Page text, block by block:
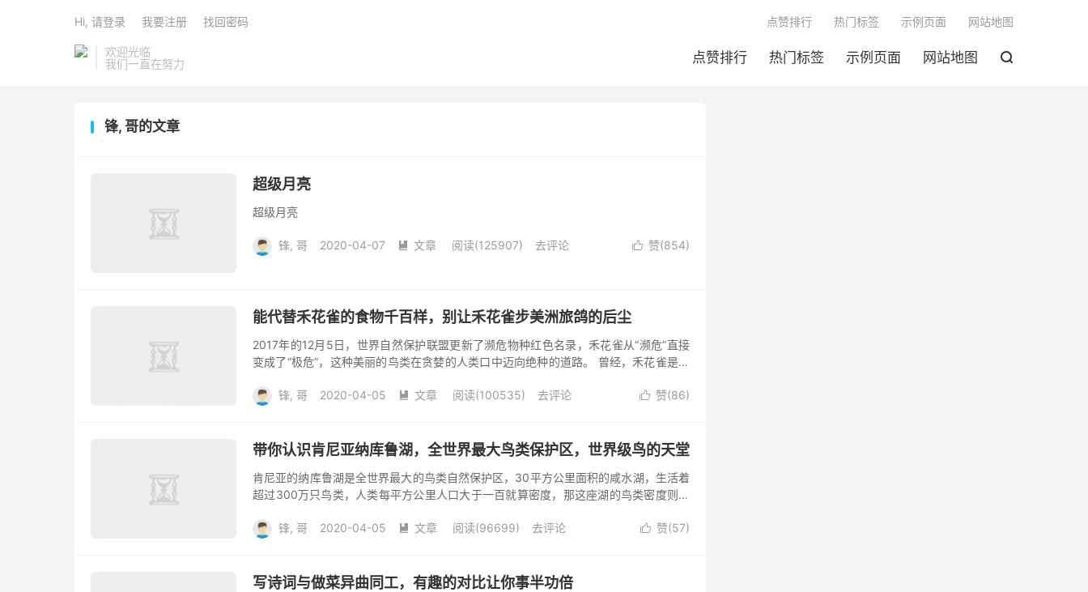
欢迎光临
我们一直在努力
点赞排行 热门标签 示例页面 网站地图 
点赞排行 热门标签 示例页面 网站地图
Hi, 请登录 我要注册 找回密码
锋, 哥的文章
超级月亮
超级月亮
 赞(854)
锋, 哥 2020-04-07  文章 阅读(125907) 去评论
能代替禾花雀的食物千百样，别让禾花雀步美洲旅鸽的后尘
2017年的12月5日，世界自然保护联盟更新了濒危物种红色名录，禾花雀从“濒危”直接
变成了“极危”，这种美丽的鸟类在贪婪的人类口中迈向绝种的道路。 曾经，禾花雀是成
花...
 赞(86)
锋, 哥 2020-04-05  文章 阅读(100535) 去评论
带你认识肯尼亚纳库鲁湖，全世界最大鸟类保护区，世界级鸟的天堂
肯尼亚的纳库鲁湖是全世界最大的鸟类自然保护区，30平方公里面积的咸水湖，生活着
超过300万只鸟类，人类每平方公里人口大于一百就算密度，那这座湖的鸟类密度则达
大裂...
 赞(57)
锋, 哥 2020-04-05  文章 阅读(96699) 去评论
写诗词与做菜异曲同工，有趣的对比让你事半功倍